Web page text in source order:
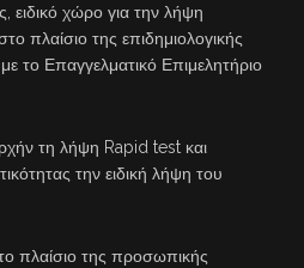
ειδικό χώρο για την λήψη
πλαίσιο της επιδημιολογικής
το Επαγγελματικό Επιμελητήριο
τη λήψη Rapid test και
την ειδική λήψη του
πλαίσιο της προσωπικής